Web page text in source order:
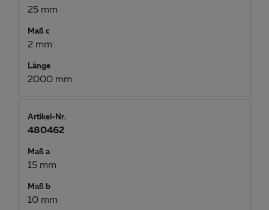
25 mm
Maß c
2 mm
Länge
2000 mm
Artikel-Nr.
480462
Maß a
15 mm
Maß b
10 mm